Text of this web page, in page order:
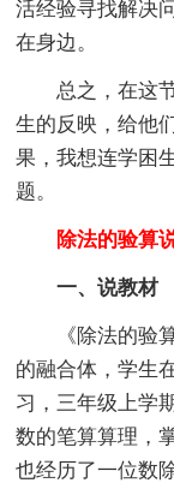
活经验寻找解决
在身边。
总之，在这
生的反映，给他
果，我想连学困
题。
除法的验算说
一、说教材
《除法的验
的融合体，学生
习，三年级上学
数的笔算算理，
也经历了一位数